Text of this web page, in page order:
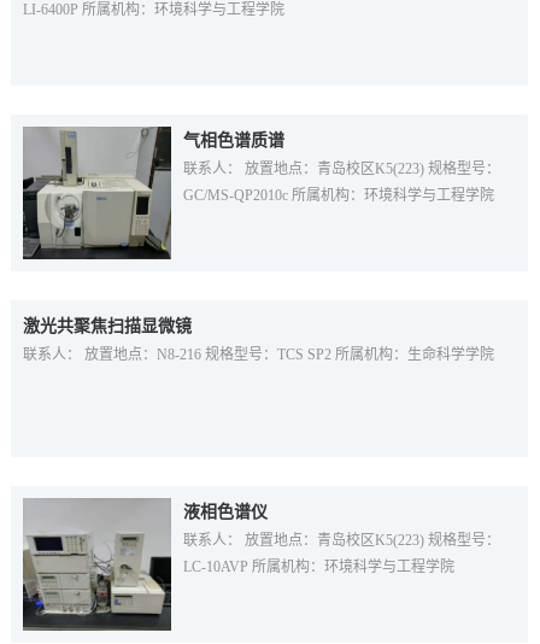
LI-6400P 所属机构：环境科学与工程学院
气相色谱质谱
联系人： 放置地点：青岛校区K5(223) 规格型号：
GC/MS-QP2010c 所属机构：环境科学与工程学院
激光共聚焦扫描显微镜
联系人： 放置地点：N8-216 规格型号：TCS SP2 所属机构：生命科学学院
液相色谱仪
联系人： 放置地点：青岛校区K5(223) 规格型号：
LC-10AVP 所属机构：环境科学与工程学院